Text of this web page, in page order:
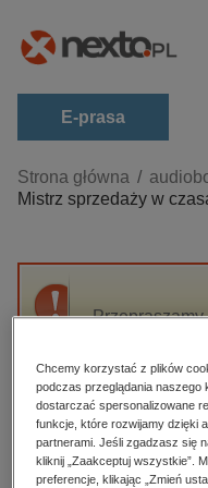
E-prasa
Kategorie
Zobacz wszystkie E-
budownictwo,
darmowe
edukacja
hobby, sport,
komputery,
Strona główna
Mistrz sprzedaży w
High-contrast mode
Polecane
Chcemy korzystać z plików
podczas przeglądania naszego
dostarczać spersonalizowane
funkcje, które rozwijamy dzięki
partnerami. Jeśli zgadzasz się
kliknij „Zaakceptuj wszystkie”.
preferencje, klikając „Zmień